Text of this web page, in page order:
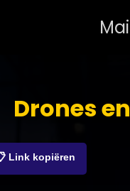
Drones
Link kopiëren